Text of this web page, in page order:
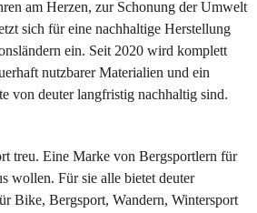
am Herzen, zur Schonung der Umwelt
sich für eine nachhaltige Herstellung
ein. Seit 2020 wird komplett
nutzbarer Materialien und ein
von deuter langfristig nachhaltig sind.
treu. Eine Marke von Bergsportlern für
wollen. Für sie alle bietet deuter
Bike, Bergsport, Wandern, Wintersport